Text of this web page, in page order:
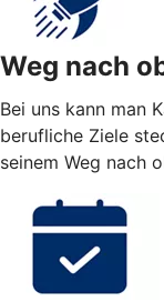
Weg nach
Bei uns kann man
berufliche Ziele
seinem Weg nach